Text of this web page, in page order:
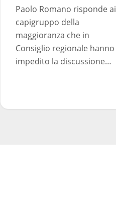
parolePaolo Romano risponde ai
capigruppo della
maggioranza che in
Consiglio regionale hanno
impedito la discussione…